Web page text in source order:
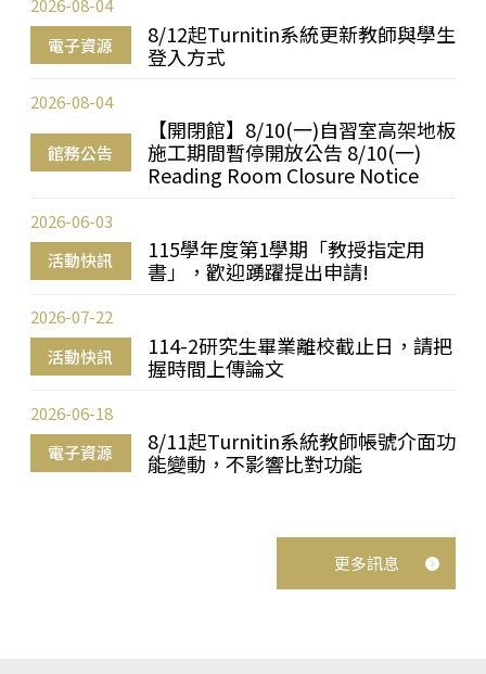
電子資源
8/12起Turnitin系統更新教師與學生
登入方式
2026-08-04
館務公告
【開閉館】8/10(一)自習室高架地板
施工期間暫停開放公告 8/10(一)
Reading Room Closure Notice
2026-08-04
活動快訊
115學年度第1學期「教授指定用
書」，歡迎踴躍提出申請!
2026-06-03
活動快訊
114-2研究生畢業離校截止日，請把
握時間上傳論文
2026-07-22
電子資源
8/11起Turnitin系統教師帳號介面功
能變動，不影響比對功能
2026-06-18
更多訊息